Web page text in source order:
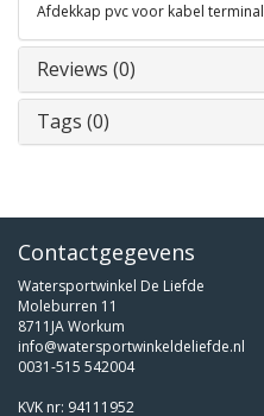
Afdekkap pvc voor kabel
Reviews (0)
Tags (0)
Contactgegevens
Watersportwinkel De Liefde
Moleburren 11
8711JA Workum
info@watersportwinkeldeliefde.nl
0031-515 542004
KVK nr: 94111952